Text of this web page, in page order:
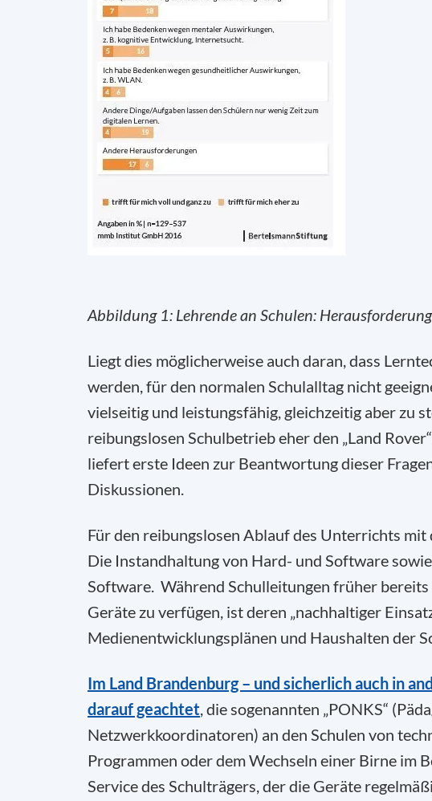
Abbildung 1: Lehrende an Schulen:
Liegt dies möglicherweise auch daran, dass
werden, für den normalen Schulalltag nicht
vielseitig und leistungsfähig, gleichzeitig aber zu
reibungslosen Schulbetrieb eher den „Land
liefert erste Ideen zur Beantwortung dieser
Diskussionen.
Für den reibungslosen Ablauf des Unterrichts
Die Instandhaltung von Hard- und Software
Software. Während Schulleitungen früher
Geräte zu verfügen, ist deren „nachhaltiger
Medienentwicklungsplänen und Haushalten der
Im Land Brandenburg – und sicherlich auch in
darauf geachtet, die sogenannten „PONKS“
Netzwerkkoordinatoren) an den Schulen von
Programmen oder dem Wechseln einer Birne im
Service des Schulträgers, der die Geräte